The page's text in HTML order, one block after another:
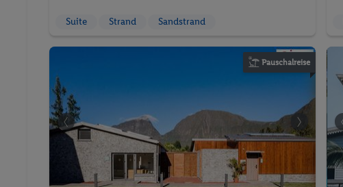
Suite Strand Sandstrand
Pauschalreise